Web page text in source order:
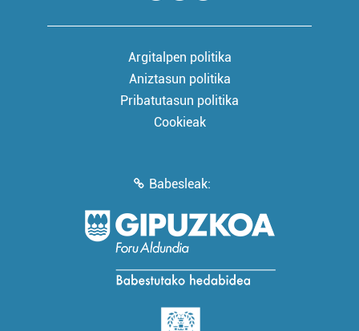
Argitalpen politika
Aniztasun politika
Pribatutasun politika
Cookieak
Babesleak: